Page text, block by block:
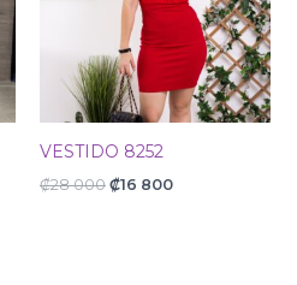
VESTIDO 8252
₡28 000 ₡16 800